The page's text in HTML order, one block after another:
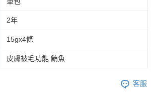
2年
15gx4條
皮膚被毛功能 鮪魚
客服